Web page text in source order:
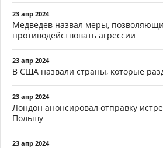
23 апр 2024
Медведев назвал меры,
противодействовать агрессии
23 апр 2024
В США назвали страны, которые
23 апр 2024
Лондон анонсировал отправку
Польшу
23 апр 2024